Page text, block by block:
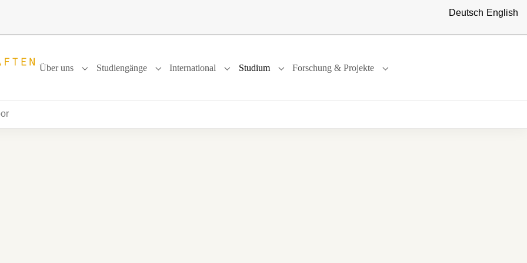
Deutsch English
Über uns
Submenu for "Über uns"
Studiengänge
Submenu for "Studiengänge"
International
Submenu for "International"
Studium
Submenu for "Studium"
Forschung & Projekte
Submenu for "Forschung & Projekte"